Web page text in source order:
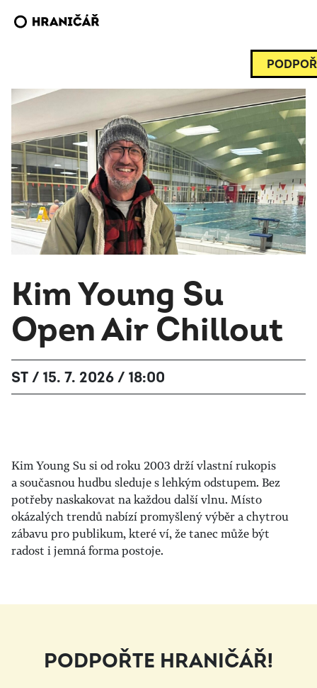
Kim Young Su
Open Air Chillout
ST / 15. 7. 2026 / 18:00
Kim Young Su si od roku 2003 drží vlastní rukopis
a současnou hudbu sleduje s lehkým odstupem. Bez
potřeby naskakovat na každou další vlnu. Místo
okázalých trendů nabízí promyšlený výběr a chytrou
zábavu pro publikum, které ví, že tanec může být
radost i jemná forma postoje.
PODPOŘTE HRANIČÁŘ!